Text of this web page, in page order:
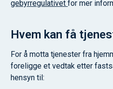
gebyrregulativetfor mer
Hvem kan få
For å motta tjenester fra
foreligge et vedtak etter
hensyn til: